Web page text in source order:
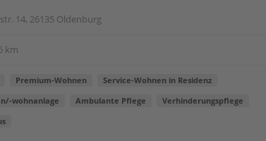
14, 26135 Oldenburg
km
Premium-Wohnen Service-Wohnen in Residenz
wohnanlage Ambulante Pflege Verhinderungspflege